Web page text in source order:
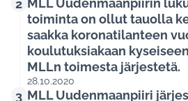
2 MLL Uudenmaanpiirin
toiminta on ollut tauolla
saakka koronatilanteen
koulutuksiakaan
MLLn toimesta järjestetä.
28.10.2020
3 MLL Uudenmaanpiiri